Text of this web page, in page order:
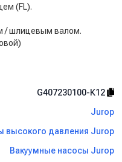
(FL).
/ шлицевым валом.
G407230100-К12
Jurop
высокого давления Jurop
Вакуумные насосы Jurop